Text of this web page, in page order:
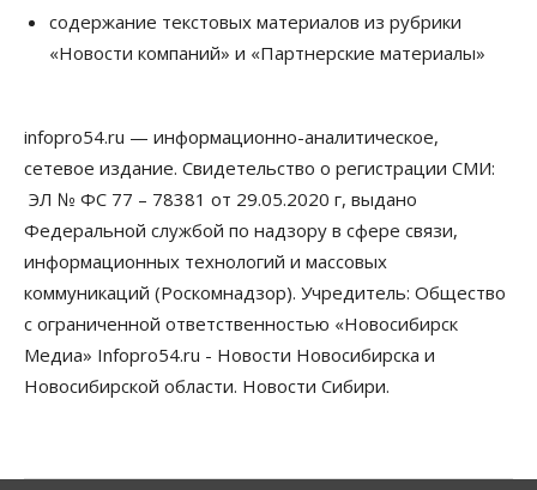
07 Августа 2026, 14:00
07 Августа 2026, 13:55
Авто Общество
Треть автовладельцев в Новосибирской области
«поставили машины на прикол»
07 Августа 2026, 13:00
Власть
Школы, библиотеки, пешеходные тротуары:
депутаты Госдумы контролируют работы на
социальных объектах
07 Августа 2026, 12:35
Синоптики рассказали о погоде в Новосибирске
содержание текстовых материалов из рубрики
«Новости компаний» и «Партнерские материалы»
infopro54.ru — информационно-аналитическое,
сетевое издание. Свидетельство о регистрации СМИ:
ЭЛ № ФС 77 – 78381 от 29.05.2020 г, выдано
Федеральной службой по надзору в сфере связи,
информационных технологий и массовых
коммуникаций (Роскомнадзор). Учредитель: Общество
с ограниченной ответственностью «Новосибирск
Медиа» Infopro54.ru - Новости Новосибирска и
Новосибирской области. Новости Сибири.